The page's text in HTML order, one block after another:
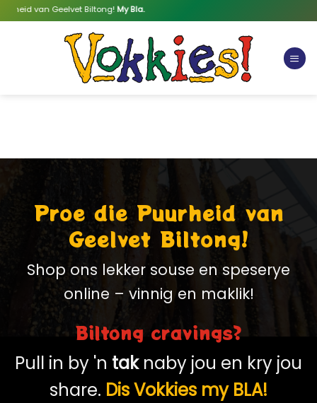
Skip
to
van Geelvet Biltong!My Bla.
Proe die Puurheid van
Geelvet Biltong!
Shop ons lekker souse en speserye
online – vinnig en maklik!
Biltong cravings?
Pull in by 'n taknaby jou en kry jou
share. Dis Vokkies my BLA!